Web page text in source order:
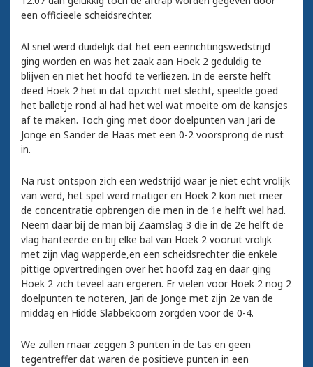
een officieele scheidsrechter.
Al snel werd duidelijk dat het een eenrichtingswedstrijd
ging worden en was het zaak aan Hoek 2 geduldig te
blijven en niet het hoofd te verliezen. In de eerste helft
deed Hoek 2 het in dat opzicht niet slecht, speelde goed
het balletje rond al had het wel wat moeite om de kansjes
af te maken. Toch ging met door doelpunten van Jari de
Jonge en Sander de Haas met een 0-2 voorsprong de rust
in.
Na rust ontspon zich een wedstrijd waar je niet echt vrolijk
van werd, het spel werd matiger en Hoek 2 kon niet meer
de concentratie opbrengen die men in de 1e helft wel had.
Neem daar bij de man bij Zaamslag 3 die in de 2e helft de
vlag hanteerde en bij elke bal van Hoek 2 vooruit vrolijk
met zijn vlag wapperde,en een scheidsrechter die enkele
pittige opvertredingen over het hoofd zag en daar ging
Hoek 2 zich teveel aan ergeren. Er vielen voor Hoek 2 nog 2
doelpunten te noteren, Jari de Jonge met zijn 2e van de
middag en Hidde Slabbekoorn zorgden voor de 0-4.
We zullen maar zeggen 3 punten in de tas en geen
tegentreffer dat waren de positieve punten in een